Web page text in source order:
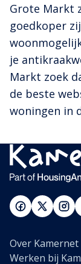
Grote Markt
goedkoper
je
Markt zoek
de beste
woningen in
Over Kamernet
Werken bij